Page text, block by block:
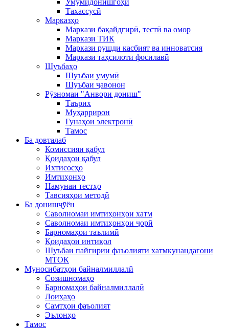
Умумидонишгоҳӣ
Тахассусӣ
Марказҳо
Маркази бақайдгирӣ, тестӣ ва омор
Маркази ТИК
Маркази рушди касбият ва инноватсия
Маркази таҳсилоти фосилавӣ
Шуъбаҳо
Шуъбаи умумӣ
Шуъбаи ҷавонон
Рӯзномаи "Анвори дониш"
Таърих
Муҳаррирон
Гунаҳои электронӣ
Тамос
Ба довталаб
Комиссияи қабул
Қоидаҳои қабул
Ихтисосҳо
Имтиҳонҳо
Намунаи тестҳо
Тавсияҳои методӣ
Ба донишҷӯён
Саволномаи имтиҳонҳои хатм
Саволномаи имтиҳонҳои ҷорӣ
Барномаҳои таълимӣ
Қоидаҳои интиқол
Шуъбаи пайгирии фаъолияти хатмкунандагони
МТОК
Муносибатҳои байналмиллалӣ
Созишномаҳо
Барномаҳои байналмиллалӣ
Лоиҳаҳо
Самтҳои фаъолият
Эълонҳо
Тамос